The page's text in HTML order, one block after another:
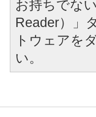
お持ちでな
Reader）」
トウェアを
い。